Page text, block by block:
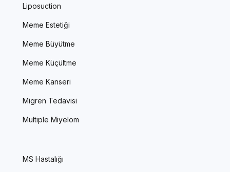
Liposuction
Meme Estetiği
Meme Büyütme
Meme Küçültme
Meme Kanseri
Migren Tedavisi
Multiple Miyelom
MS Hastalığı